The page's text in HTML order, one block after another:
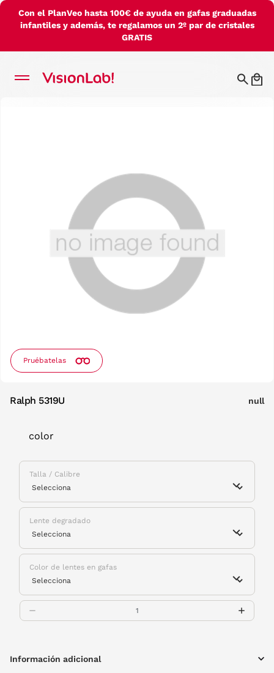
Con el PlanVeo hasta 100€ de ayuda en gafas graduadas
infantiles y además, te regalamos un 2º par de cristales
GRATIS
Pruébatelas
Ralph 5319U null
color
Talla / Calibre
Lente degradado
Color de lentes en gafas
Información adicional